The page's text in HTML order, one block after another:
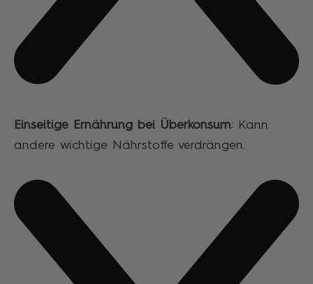
Einseitige Ernährung bei Überkonsum: Kann
andere wichtige Nährstoffe verdrängen.